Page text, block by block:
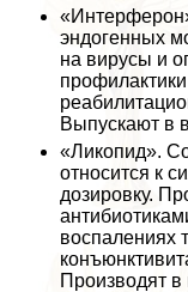
эндогенных
на вирусы и
Выпускают в
«Ликопид».
относится к
дозировку.
воспалениях
Производят в